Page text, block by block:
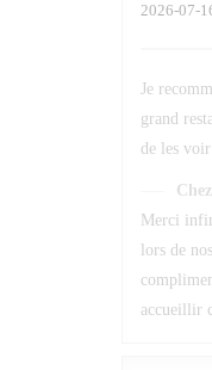
2026-07-
Je
grand
de les
Merci
lors de
accueillir